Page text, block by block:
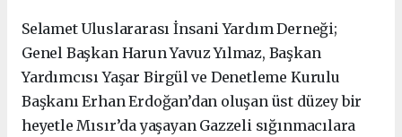
Selamet Uluslararası İnsani Yardım Derneği;
Genel Başkan Harun Yavuz Yılmaz, Başkan
Yardımcısı Yaşar Birgül ve Denetleme Kurulu
Başkanı Erhan Erdoğan’dan oluşan üst düzey bir
heyetle Mısır’da yaşayan Gazzeli sığınmacılara